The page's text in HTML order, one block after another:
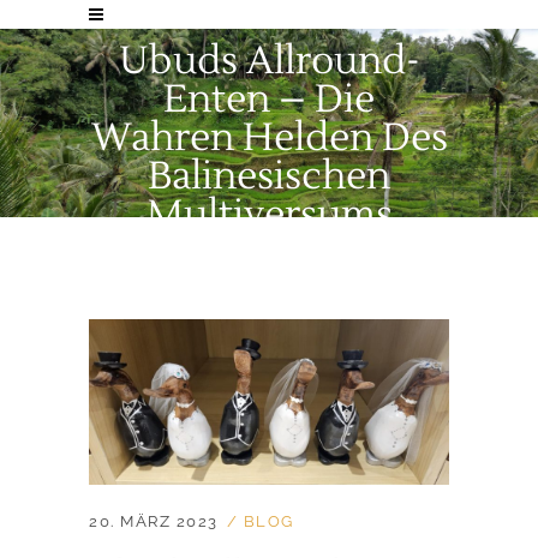
Ubuds Allround-
Enten – Die
Wahren Helden Des
Balinesischen
Multiversums
20. MÄRZ 2023 BLOG